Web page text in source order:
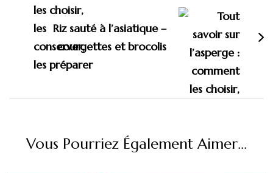
Riz sauté à l’asiatique –
courgettes et brocolis
Vous Pourriez Également Aimer...